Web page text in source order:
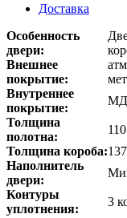
Доставка
Особенность
двери:
Внешнее
покрытие:
Внутреннее
покрытие:
Толщина
полотна:
Толщина короба:
Наполнитель
двери:
Контуры
уплотнения:
3